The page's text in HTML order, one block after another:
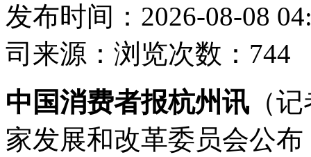
发布时间：2026-08-08
司 来源： 浏览次数：744
中国消费者报杭州讯 （
家发展和改革委员会公